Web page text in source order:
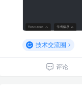
技术交流圈
评论